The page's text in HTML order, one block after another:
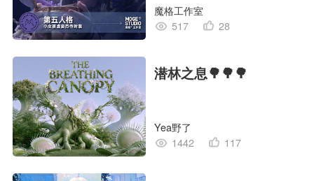
魔格工作室
517
28
潜林之息🌳🌳🌳
Yea野了
1442
117